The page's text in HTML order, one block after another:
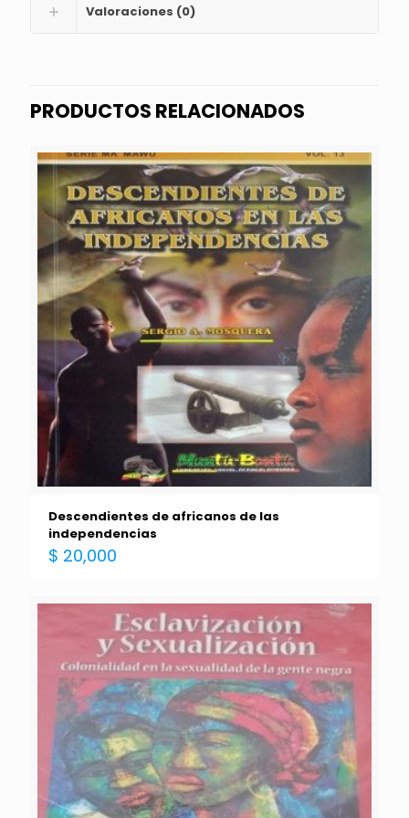
Valoraciones (0)
PRODUCTOS RELACIONADOS
Descendientes de africanos de las
independencias
$ 20,000